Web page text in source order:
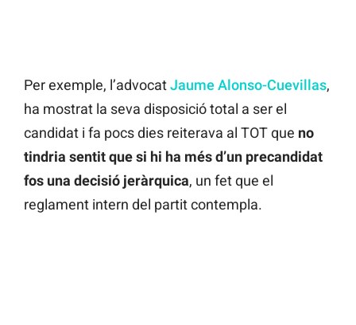
Per exemple, l’advocatJaume Alonso-Cuevillas,
ha mostrat la seva disposició total a ser el
candidat i fa pocs dies reiterava al TOT que no
tindria sentit que si hi ha més d’un precandidat
fos una decisió jeràrquica, un fet que el
reglament intern del partit contempla.